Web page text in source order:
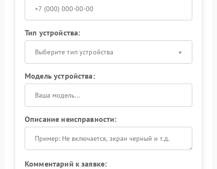
Тип устройства:
Выберите тип устройства
Модель устройства:
Описание неисправности:
Комментарий к заявке: